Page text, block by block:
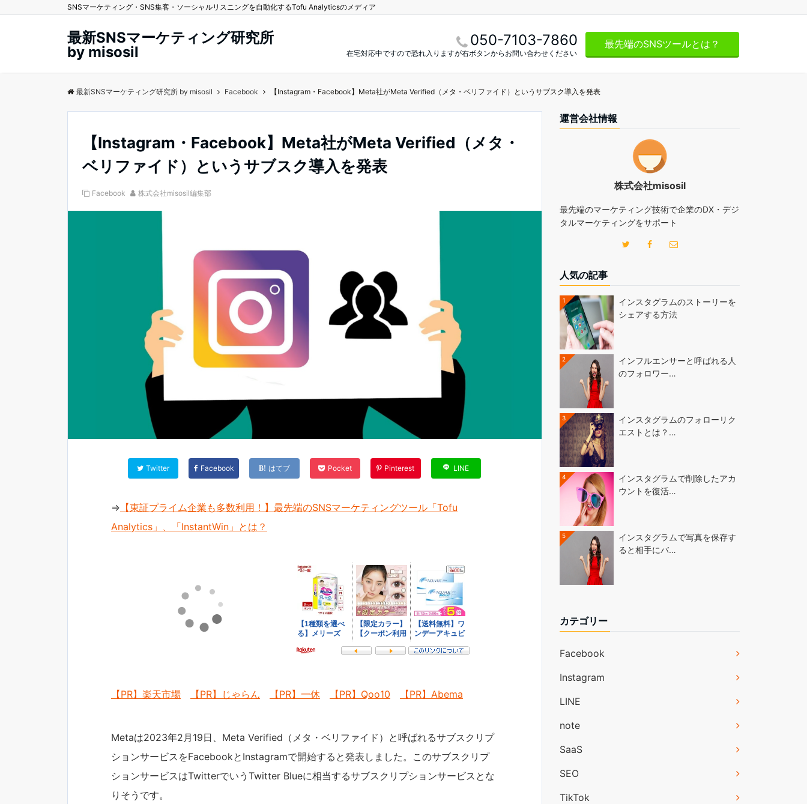
SNSマーケティング・SNS集客・ソーシャルリスニングを自動化するTofu Analyticsのメディア
最新SNSマーケティング研究所
by misosil
050-7103-7860
在宅対応中ですので恐れ入りますが右ボタンからお問い合わせください
最先端のSNSツールとは？
最新SNSマーケティング研究所 by misosil Facebook 【Instagram・Facebook】Meta社がMeta Verified（メタ・ベリファイド）というサブスク導入を発表
【Instagram・Facebook】Meta社がMeta Verified（メタ・
ベリファイド）というサブスク導入を発表
Facebook 株式会社misosil編集部
Twitter Facebook はてブ Pocket Pinterest LINE
⇒ 【東証プライム企業も多数利用！】最先端のSNSマーケティングツール「Tofu
Analytics」、「InstantWin」とは？
【PR】楽天市場 【PR】じゃらん 【PR】一休 【PR】Qoo10 【PR】Abema
Metaは2023年2月19日、Meta Verified（メタ・ベリファイド）と呼ばれるサブスクリプ
ションサービスをFacebookとInstagramで開始すると発表しました。このサブスクリプ
ションサービスはTwitterでいうTwitter Blueに相当するサブスクリプションサービスとな
りそうです。
運営会社情報
株式会社misosil
最先端のマーケティング技術で企業のDX・デジ
タルマーケティングをサポート
人気の記事
1
インスタグラムのストーリーを
シェアする方法
2
インフルエンサーと呼ばれる人
のフォロワー…
3
インスタグラムのフォローリク
エストとは？…
4
インスタグラムで削除したアカ
ウントを復活…
5
インスタグラムで写真を保存す
ると相手にバ…
カテゴリー
Facebook
Instagram
LINE
note
SaaS
SEO
TikTok